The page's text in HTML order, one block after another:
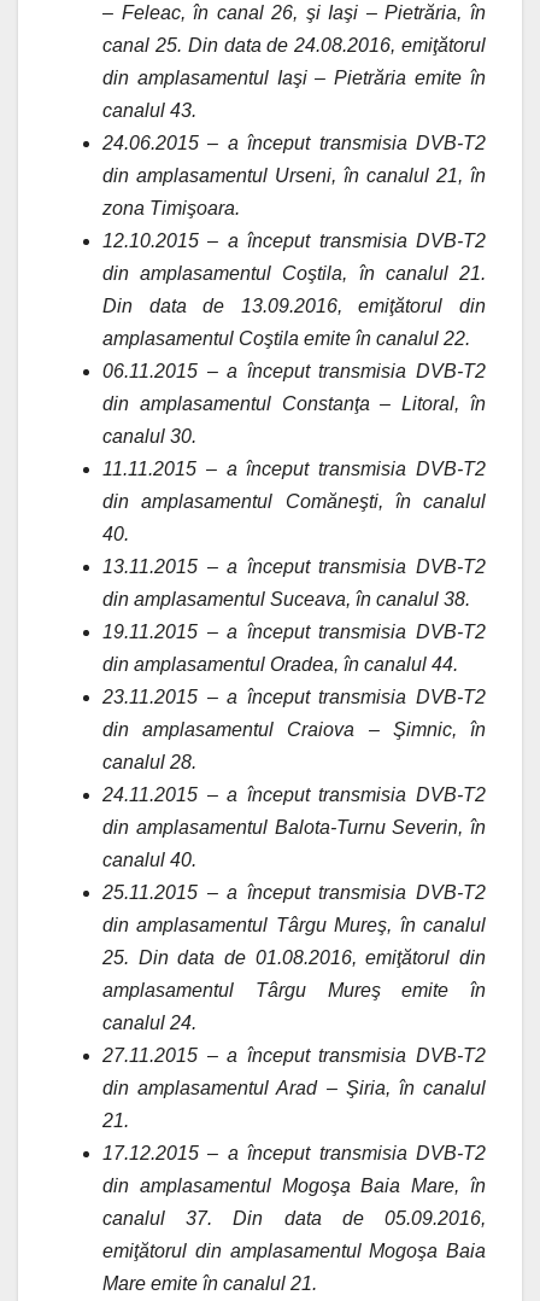
– Feleac, în canal 26, şi Iaşi – Pietrăria, în
canal 25. Din data de 24.08.2016, emiţătorul
din amplasamentul Iaşi – Pietrăria emite în
canalul 43.
24.06.2015 – a început transmisia DVB-T2
din amplasamentul Urseni, în canalul 21, în
zona Timişoara.
12.10.2015 – a început transmisia DVB-T2
din amplasamentul Coştila, în canalul 21.
Din data de 13.09.2016, emiţătorul din
amplasamentul Coştila emite în canalul 22.
06.11.2015 – a început transmisia DVB-T2
din amplasamentul Constanţa – Litoral, în
canalul 30.
11.11.2015 – a început transmisia DVB-T2
din amplasamentul Comăneşti, în canalul
40.
13.11.2015 – a început transmisia DVB-T2
din amplasamentul Suceava, în canalul 38.
19.11.2015 – a început transmisia DVB-T2
din amplasamentul Oradea, în canalul 44.
23.11.2015 – a început transmisia DVB-T2
din amplasamentul Craiova – Şimnic, în
canalul 28.
24.11.2015 – a început transmisia DVB-T2
din amplasamentul Balota-Turnu Severin, în
canalul 40.
25.11.2015 – a început transmisia DVB-T2
din amplasamentul Târgu Mureş, în canalul
25. Din data de 01.08.2016, emiţătorul din
amplasamentul Târgu Mureş emite în
canalul 24.
27.11.2015 – a început transmisia DVB-T2
din amplasamentul Arad – Şiria, în canalul
21.
17.12.2015 – a început transmisia DVB-T2
din amplasamentul Mogoşa Baia Mare, în
canalul 37. Din data de 05.09.2016,
emiţătorul din amplasamentul Mogoşa Baia
Mare emite în canalul 21.